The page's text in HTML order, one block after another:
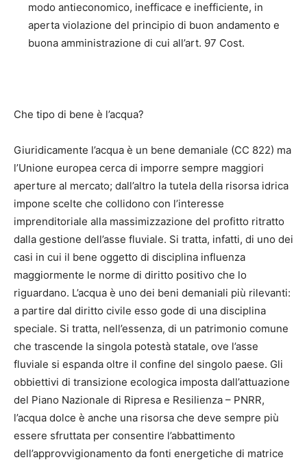
modo antieconomico, inefficace e inefficiente, in
aperta violazione del principio di buon andamento e
buona amministrazione di cui all’art. 97 Cost.
Che tipo di bene è l’acqua?
Giuridicamente l’acqua è un bene demaniale (CC 822) ma
l’Unione europea cerca di imporre sempre maggiori
aperture al mercato; dall’altro la tutela della risorsa idrica
impone scelte che collidono con l’interesse
imprenditoriale alla massimizzazione del profitto ritratto
dalla gestione dell’asse fluviale. Si tratta, infatti, di uno dei
casi in cui il bene oggetto di disciplina influenza
maggiormente le norme di diritto positivo che lo
riguardano. L’acqua è uno dei beni demaniali più rilevanti:
a partire dal diritto civile esso gode di una disciplina
speciale. Si tratta, nell’essenza, di un patrimonio comune
che trascende la singola potestà statale, ove l’asse
fluviale si espanda oltre il confine del singolo paese. Gli
obbiettivi di transizione ecologica imposta dall’attuazione
del Piano Nazionale di Ripresa e Resilienza – PNRR,
l’acqua dolce è anche una risorsa che deve sempre più
essere sfruttata per consentire l’abbattimento
dell’approvvigionamento da fonti energetiche di matrice